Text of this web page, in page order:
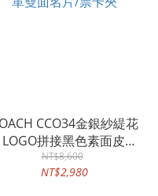
CCO34金銀紗緹花
LOGO拼接黑色素面皮革
雙面名片/票卡夾
NT$8,600
NT$2,980